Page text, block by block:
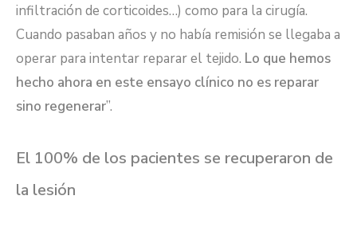
infiltración de corticoides…) como para la cirugía.
Cuando pasaban años y no había remisión se llegaba a
operar para intentar reparar el tejido. Lo que hemos
hecho ahora en este ensayo clínico no es reparar
sino regenerar”.
El 100% de los pacientes se recuperaron de
la lesión